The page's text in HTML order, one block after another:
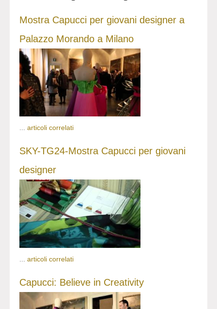
Mostra Capucci per giovani designer a
Palazzo Morando a Milano
... articoli correlati
SKY-TG24-Mostra Capucci per giovani
designer
articoli correlati
Capucci: Believe in Creativity